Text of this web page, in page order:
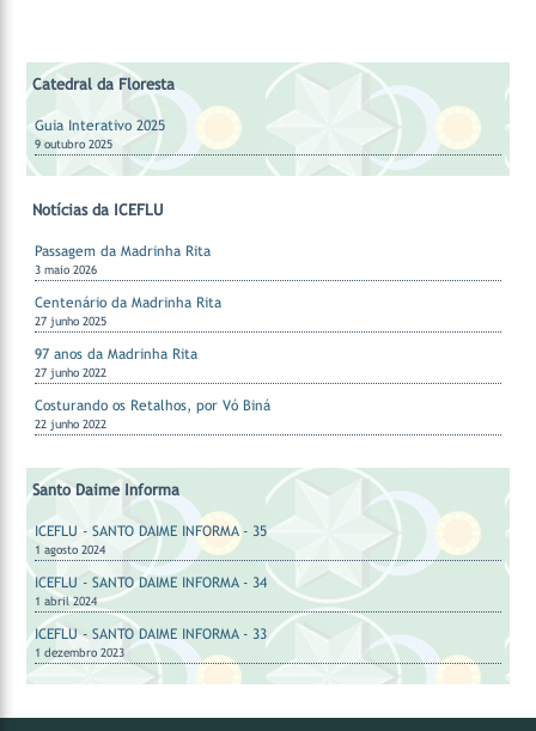
Catedral da Floresta
Guia Interativo 2025
9 outubro 2025
Notícias da ICEFLU
Passagem da Madrinha Rita
3 maio 2026
Centenário da Madrinha Rita
27 junho 2025
97 anos da Madrinha Rita
27 junho 2022
Costurando os Retalhos, por Vó Biná
22 junho 2022
Santo Daime Informa
ICEFLU - SANTO DAIME INFORMA - 35
1 agosto 2024
ICEFLU - SANTO DAIME INFORMA - 34
1 abril 2024
ICEFLU - SANTO DAIME INFORMA - 33
1 dezembro 2023